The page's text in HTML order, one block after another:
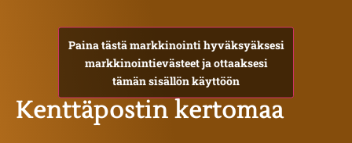
Paina tästä markkinointi hyväksyäksesi
markkinointievästeet ja ottaaksesi
tämän sisällön käyttöön
Kenttäpostin kertomaa